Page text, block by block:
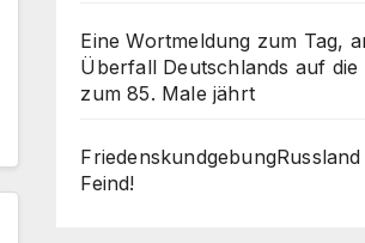
Eine Wortmeldung zum Tag,
Überfall Deutschlands auf die
zum 85. Male jährt
Feind!